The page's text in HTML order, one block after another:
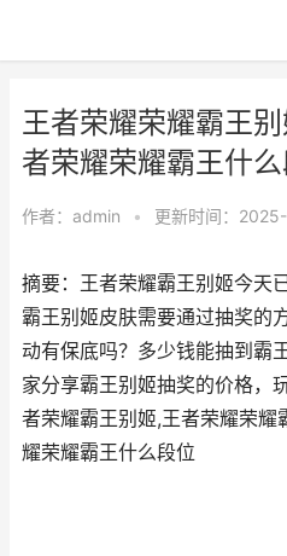
王者荣耀荣耀霸王
者荣耀荣耀霸王什
作者： admin • 更新时间：
摘要：王者荣耀霸王别姬今天
霸王别姬皮肤需要通过抽奖的
动有保底吗？多少钱能抽到霸
家分享霸王别姬抽奖的价格，
者荣耀霸王别姬,王者荣耀荣耀
耀荣耀霸王什么段位